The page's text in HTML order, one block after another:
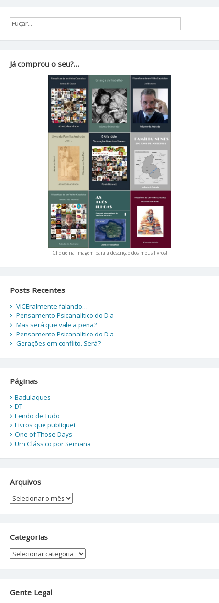
Já comprou o seu?…
Clique na imagem para a descrição dos meus livros!
Posts Recentes
VICEralmente falando…
Pensamento Psicanalítico do Dia
Mas será que vale a pena?
Pensamento Psicanalítico do Dia
Gerações em conflito. Será?
Páginas
Badulaques
DT
Lendo de Tudo
Livros que publiquei
One of Those Days
Um Clássico por Semana
Arquivos
Arquivos
Categorias
Categorias
Gente Legal